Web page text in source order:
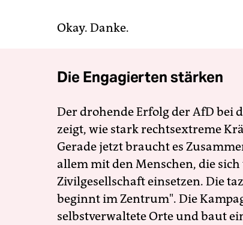
Okay. Danke.
Die Engagierten stärken
Der drohende Erfolg der AfD bei
zeigt, wie stark rechtsextreme
Gerade jetzt braucht es
allem mit den Menschen, die
Zivilgesellschaft einsetzen. Die
beginnt im Zentrum". Die
selbstverwaltete Orte und baut